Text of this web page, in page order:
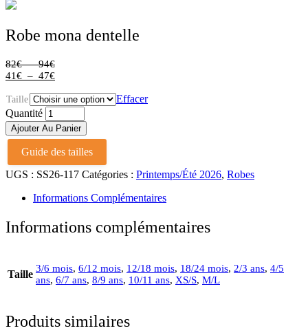
Robe mona dentelle
82€ – 94€Plage
de
82€
à
94€
41€ – 47€Plage
prix :
41€
à
47€
Taille Effacer
Robe
mona
dentelle
Quantité
Ajouter Au Panier
Guide des tailles
UGS : SS26-117 Catégories : Printemps/Été 2026, Robes
Informations Complémentaires
Informations complémentaires
Taille 3/6 mois, 6/12 mois, 12/18 mois, 18/24 mois, 2/3 ans, 4/5
ans, 6/7 ans, 8/9 ans, 10/11 ans, XS/S, M/L
Produits similaires